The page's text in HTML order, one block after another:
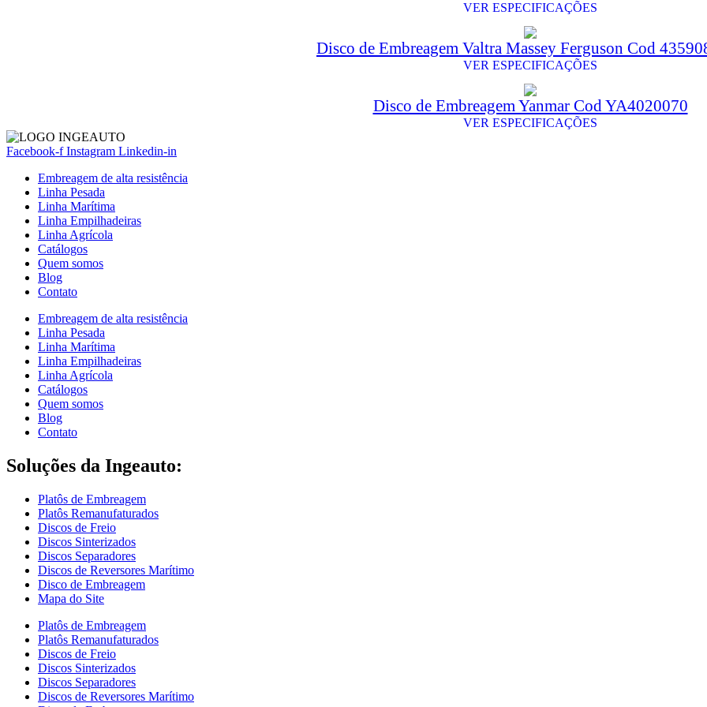
VER ESPECIFICAÇÕES
Disco de Embreagem Valtra Massey Ferguson Cod
VER ESPECIFICAÇÕES
Disco de Embreagem Yanmar Cod YA4020070
VER ESPECIFICAÇÕES
Facebook-f Instagram Linkedin-in
Embreagem de alta resistência
Linha Pesada
Linha Marítima
Linha Empilhadeiras
Linha Agrícola
Catálogos
Quem somos
Blog
Contato
Embreagem de alta resistência
Linha Pesada
Linha Marítima
Linha Empilhadeiras
Linha Agrícola
Catálogos
Quem somos
Blog
Contato
Soluções da Ingeauto:
Platôs de Embreagem
Platôs Remanufaturados
Discos de Freio
Discos Sinterizados
Discos Separadores
Discos de Reversores Marítimo
Disco de Embreagem
Mapa do Site
Platôs de Embreagem
Platôs Remanufaturados
Discos de Freio
Discos Sinterizados
Discos Separadores
Discos de Reversores Marítimo